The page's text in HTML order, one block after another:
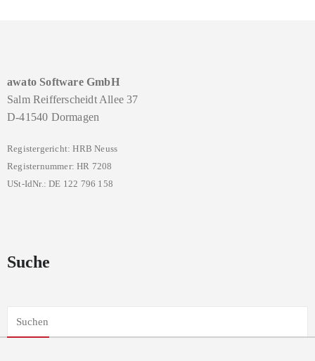
awato Software GmbH
Salm Reifferscheidt Allee 37
D-41540 Dormagen
Registergericht: HRB Neuss
Registernummer: HR 7208
USt-IdNr.: DE 122 796 158
Suche